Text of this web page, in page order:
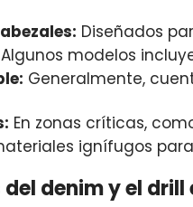
Diseñados
Algunos modelos
Generalmente,
En zonas críticas,
ignífugos
denim y el